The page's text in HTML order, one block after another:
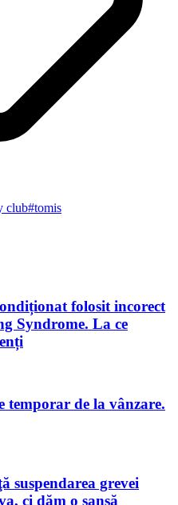
club#tomis
folosit incorect
Syndrome. La ce
temporar de la vânzare.
suspendarea grevei
ci dăm o şansă